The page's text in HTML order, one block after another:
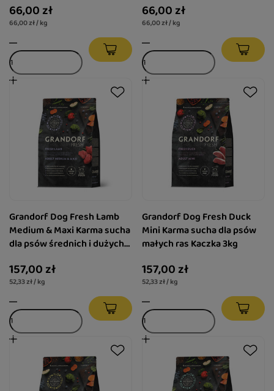
66,00 zł
66,00 zł / kg
66,00 zł
66,00 zł / kg
Grandorf Dog Fresh Lamb
Medium & Maxi Karma sucha
dla psów średnich i dużych
157,00 zł
52,33 zł / kg
Grandorf Dog Fresh Duck
Mini Karma sucha dla psów
małych ras Kaczka 3kg
157,00 zł
52,33 zł / kg